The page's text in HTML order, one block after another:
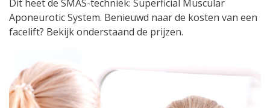
Dit heet de SMAS-techniek: Superficial Muscular
Aponeurotic System. Benieuwd naar de kosten van een
facelift? Bekijk onderstaand de prijzen.